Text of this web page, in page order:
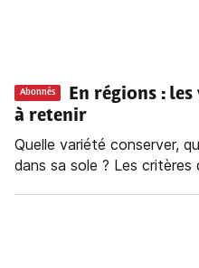
Abonnés
En régions :
à retenir
Quelle variété conserver,
dans sa sole ? Les critères